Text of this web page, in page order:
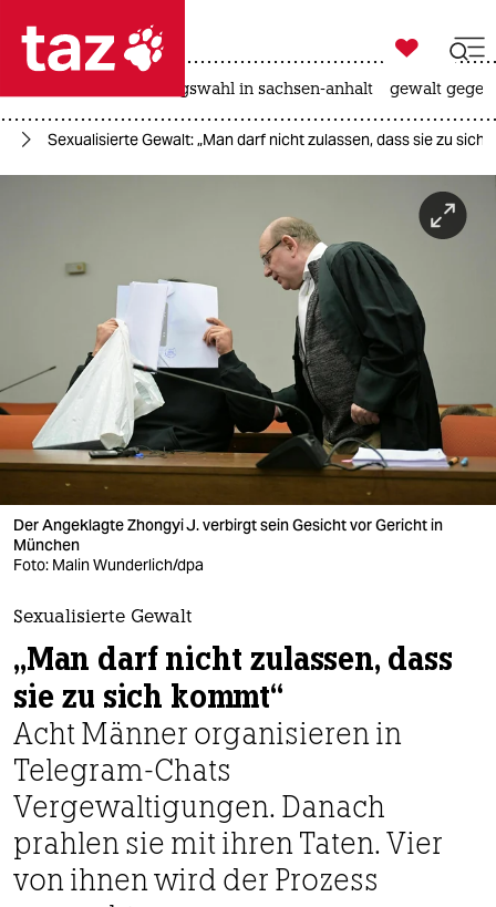
 taz zahl ich
taz zahl ich
gesellschaft
kultur
sport
berlin
nord
verlag
verlag
veranstaltungen
shop
fragen & hilfe
unterstützen

taz zahl ich
landtagswahl in sachsen-anhalt gewalt
Sexualisierte Gewalt: „Man darf nicht zulassen, dass sie zu sich
Der ­Angeklagte Zhongyi J. verbirgt sein Gesicht vor Gericht in
München
Foto: Malin Wunderlich/dpa
Sexualisierte Gewalt
„Man darf nicht zulassen, dass
sie zu sich kommt“
Acht Männer organisieren in
Telegram-Chats
Vergewaltigungen. Danach
prahlen sie mit ihren Taten. Vier
von ihnen wird der Prozess